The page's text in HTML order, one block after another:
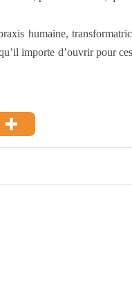
humaine,
importe d’ouvrir pour